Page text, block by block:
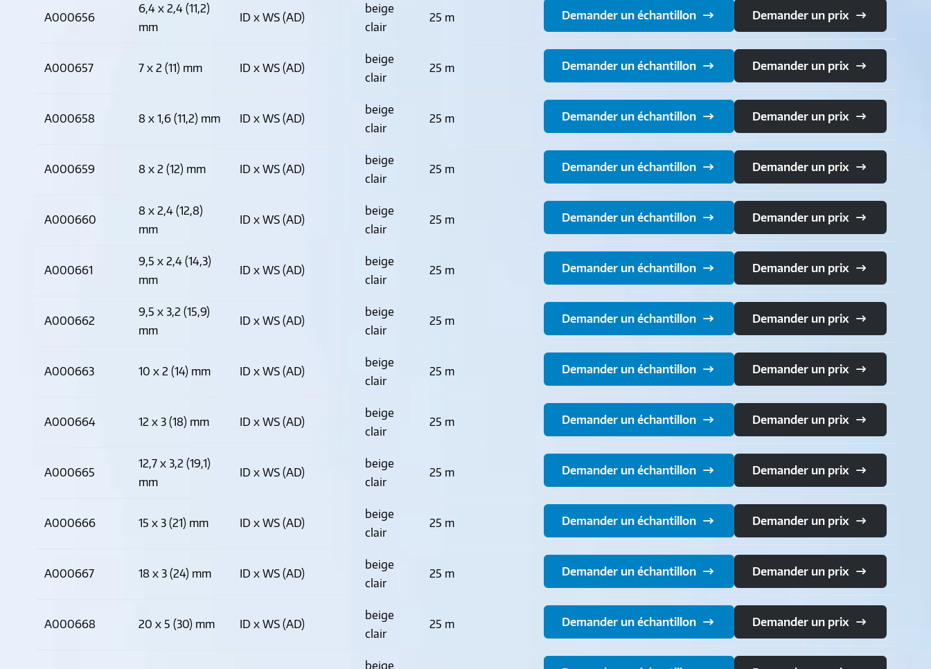
A000656
6,4 x 2,4 (11,2)
mm
ID x WS (AD)
beige
clair
25 m Demander un échantillon Demander un prix
A000657 7 x 2 (11) mm ID x WS (AD)
beige
clair
25 m Demander un échantillon Demander un prix
A000658 8 x 1,6 (11,2) mm ID x WS (AD)
beige
clair
25 m Demander un échantillon Demander un prix
A000659 8 x 2 (12) mm ID x WS (AD)
beige
clair
25 m Demander un échantillon Demander un prix
A000660
8 x 2,4 (12,8)
mm
ID x WS (AD)
beige
clair
25 m Demander un échantillon Demander un prix
A000661
9,5 x 2,4 (14,3)
mm
ID x WS (AD)
beige
clair
25 m Demander un échantillon Demander un prix
A000662
9,5 x 3,2 (15,9)
mm
ID x WS (AD)
beige
clair
25 m Demander un échantillon Demander un prix
A000663 10 x 2 (14) mm ID x WS (AD)
beige
clair
25 m Demander un échantillon Demander un prix
A000664 12 x 3 (18) mm ID x WS (AD)
beige
clair
25 m Demander un échantillon Demander un prix
A000665
12,7 x 3,2 (19,1)
mm
ID x WS (AD)
beige
clair
25 m Demander un échantillon Demander un prix
A000666 15 x 3 (21) mm ID x WS (AD)
beige
clair
25 m Demander un échantillon Demander un prix
A000667 18 x 3 (24) mm ID x WS (AD)
beige
clair
25 m Demander un échantillon Demander un prix
A000668 20 x 5 (30) mm ID x WS (AD)
beige
clair
25 m Demander un échantillon Demander un prix
beige